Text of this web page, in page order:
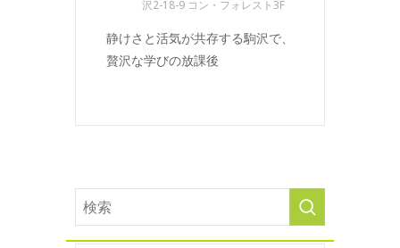
沢2-18-9 コン・フォレスト3F
静けさと活気が共存する駒沢で、
贅沢な学びの放課後